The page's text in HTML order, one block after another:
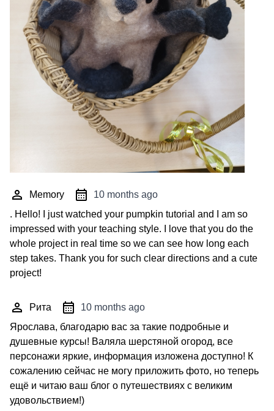
Memory
10 months ago
. Hello! I just watched your pumpkin tutorial and I am so
impressed with your teaching style. I love that you do the
whole project in real time so we can see how long each
step takes. Thank you for such clear directions and a cute
project!
Рита
10 months ago
Ярослава, благодарю вас за такие подробные и
душевные курсы! Валяла шерстяной огород, все
персонажи яркие, информация изложена доступно! К
сожалению сейчас не могу приложить фото, но теперь
ещё и читаю ваш блог о путешествиях с великим
удовольствием!)